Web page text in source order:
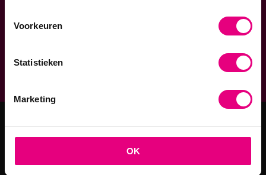
Voorkeuren
Statistieken
Marketing
OK
Masteropleidingen
Master Strategy & Leadership (MSc)